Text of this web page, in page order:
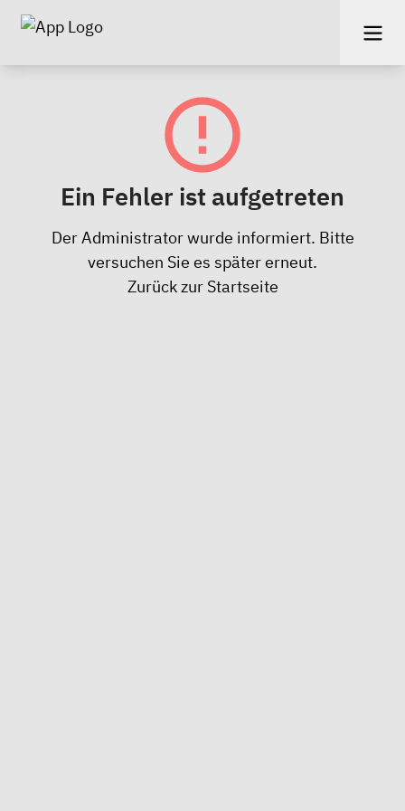
Ein Fehler ist aufgetreten
Der Administrator wurde informiert. Bitte
versuchen Sie es später erneut.
Zurück zur Startseite